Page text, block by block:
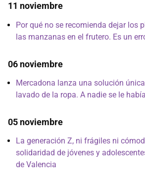
11 noviembre
Por qué no se recomienda dejar los
las manzanas en el frutero. Es un
06 noviembre
Mercadona lanza una solución
lavado de la ropa. A nadie se le
05 noviembre
La generación Z, ni frágiles ni
solidaridad de jóvenes y
de Valencia